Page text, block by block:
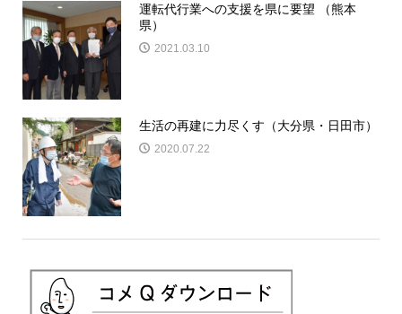
運転代行業への支援を県に要望 （熊本
県）
2021.03.10
生活の再建に力尽くす（大分県・日田市）
2020.07.22